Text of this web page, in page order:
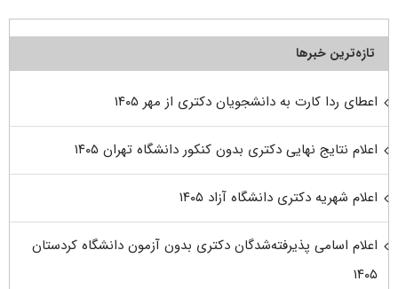
تازه‌ترین خبرها
اعطای ردا کارت به دانشجویان دکتری از مهر ۱۴۰۵
اعلام نتایج نهایی دکتری بدون کنکور دانشگاه تهران ۱۴۰۵
اعلام شهریه دکتری دانشگاه آزاد ۱۴۰۵
اعلام اسامی پذیرفته‌شدگان دکتری بدون آزمون دانشگاه کردستان
۱۴۰۵